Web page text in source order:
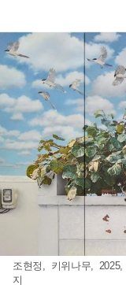
조현정, 키위나무,
지